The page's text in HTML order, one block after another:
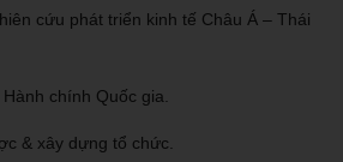
cứu phát triển kinh tế Châu Á – Thái
chính Quốc gia.
& xây dựng tổ chức.